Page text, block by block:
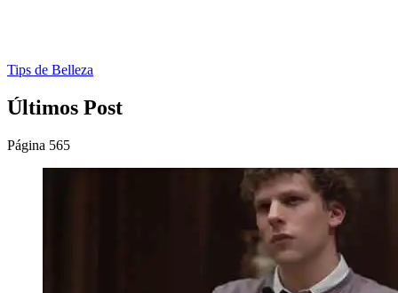
Tips de Belleza
Últimos Post
Página 565